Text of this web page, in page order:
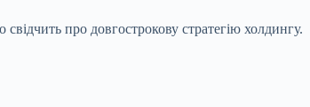
про довгострокову стратегію холдингу.